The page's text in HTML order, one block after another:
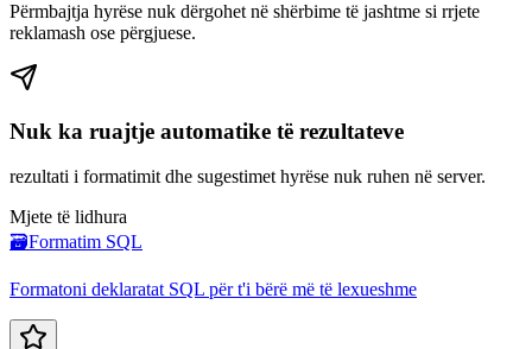
Përmbajtja hyrëse nuk dërgohet në shërbime të jashtme si rrjete
reklamash ose përgjuese.
Nuk ka ruajtje automatike të rezultateve
rezultati i formatimit dhe sugestimet hyrëse nuk ruhen në server.
Mjete të lidhura
🗃️Formatim SQL
Formatoni deklaratat SQL për t'i bërë më të lexueshme